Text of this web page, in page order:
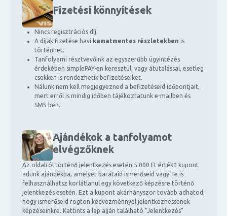
Fizetési könnyítések
Nincs regisztrációs díj.
A díjak fizetése havi kamatmentes részletekben is
történhet.
Tanfolyami résztvevőink az egyszerűbb ügyintézés
érdekében simplePAY-en keresztül, vagy átutalással, esetleg
csekken is rendezhetik befizetéseiket.
Nálunk nem kell megjegyezned a befizetéseid időpontjait,
mert erről is mindig időben tájékoztatunk e-mailben és
SMS-ben.
Ajándékok a tanfolyamot
elvégzőknek
Az oldalról történő jelentkezés esetén 5.000 Ft értékű kupont
adunk ajándékba, amelyet barátaid ismerőseid vagy Te is
felhasználhatsz korlátlanul egy következő képzésre történő
jelentkezés esetén. Ezt a kupont akárhányszor tovább adhatod,
hogy ismerőseid rögtön kedvezménnyel jelentkezhessenek
képzéseinkre. Kattints a lap alján található "Jelentkezés"